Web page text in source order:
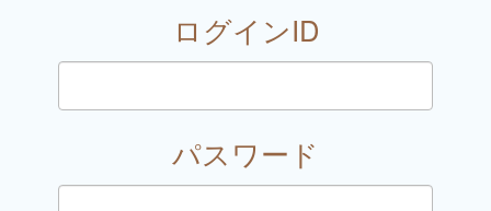
ログインID
パスワード